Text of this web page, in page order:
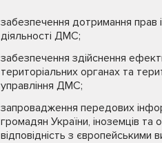
забезпечення дотримання прав
діяльності ДМС;
забезпечення здійснення
територіальних органах та
управління ДМС;
запровадження передових
громадян України, іноземців
відповідність з європейськими